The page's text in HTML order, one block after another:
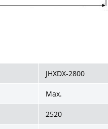
JHXDX-2800
Max.
2520